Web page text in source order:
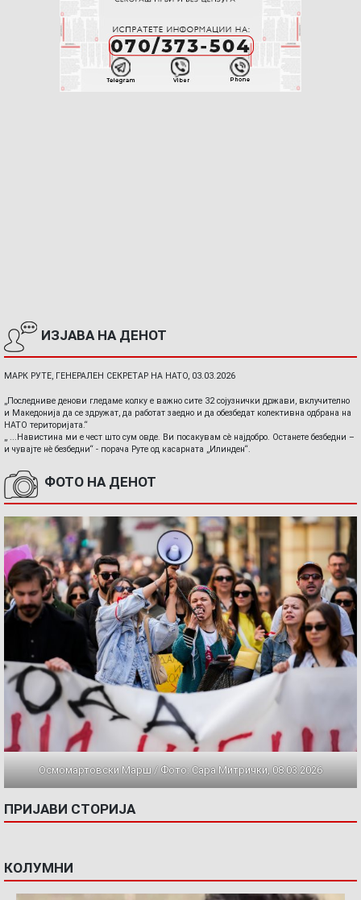
ИЗЈАВА НА ДЕНОТ
МАРК РУТЕ, ГЕНЕРАЛЕН СЕКРЕТАР НА НАТО, 03.03.2026
„Последниве денови гледаме колку е важно сите 32 сојузнички држави, вклучително
и Македонија да се здружат, да работат заедно и да обезбедат колективна одбрана на
НАТО територијата.“
„ ...Навистина ми е чест што сум овде. Ви посакувам сè најдобро. Останете безбедни –
и чувајте нè безбедни“ - порача Руте од касарната „Илинден“.
ФОТО НА ДЕНОТ
Осмомартовски Марш / Фото: Сара Митрички, 08.03.2026
ПРИЈАВИ СТОРИЈА
КОЛУМНИ